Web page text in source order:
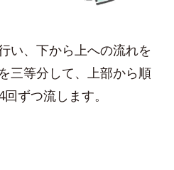
い、下から上への流れを
三等分して、上部から順
ずつ流します。